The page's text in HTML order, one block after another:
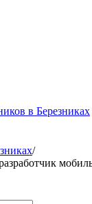
в Березниках
/